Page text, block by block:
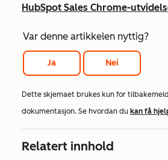
HubSpot Sales Chrome-
Var denne artikkelen nyttig?
Ja Nei
Dette skjemaet brukes kun for
dokumentasjon. Se hvordan du kan få
Relatert innhold